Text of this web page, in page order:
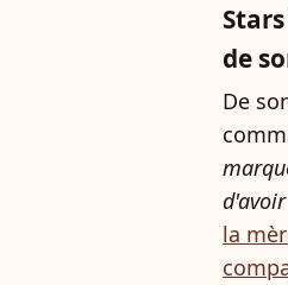
de
De
la